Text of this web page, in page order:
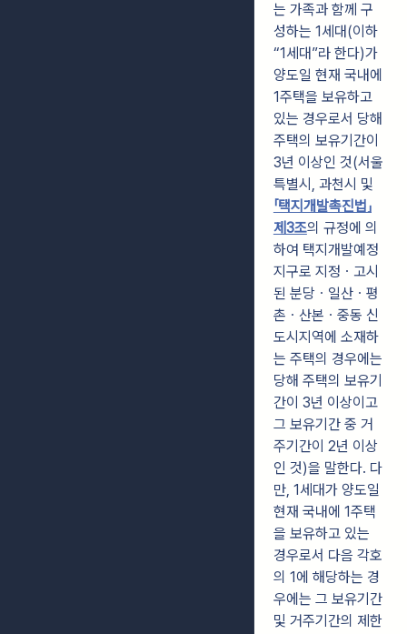
는 가족과 함께 구
성하는 1세대(이하
“1세대”라 한다)가
양도일 현재 국내에
1주택을 보유하고
있는 경우로서 당해
주택의 보유기간이
3년 이상인 것(서울
특별시, 과천시 및
「택지개발촉진법」
제3조의 규정에 의
하여 택지개발예정
지구로 지정ㆍ고시
된 분당ㆍ일산ㆍ평
촌ㆍ산본ㆍ중동 신
도시지역에 소재하
는 주택의 경우에는
당해 주택의 보유기
간이 3년 이상이고
그 보유기간 중 거
주기간이 2년 이상
인 것)을 말한다. 다
만, 1세대가 양도일
현재 국내에 1주택
을 보유하고 있는
경우로서 다음 각호
의 1에 해당하는 경
우에는 그 보유기간
및 거주기간의 제한